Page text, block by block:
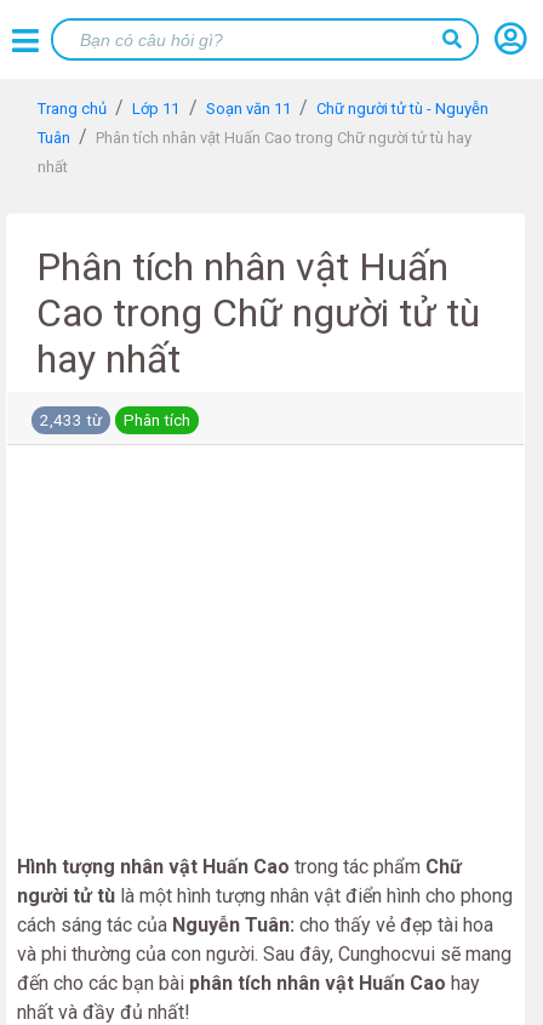
Trang chủ Lớp 11 Soạn văn 11
Chữ người tử tù - Nguyễn
Tuân
Phân tích nhân vật Huấn Cao trong Chữ người tử tù hay
nhất
Phân tích nhân vật Huấn
Cao trong Chữ người tử tù
hay nhất
2,433 từ Phân tích
Hình tượng nhân vật Huấn Cao trong tác phẩm Chữ
người tử tù là một hình tượng nhân vật điển hình cho phong
cách sáng tác của Nguyễn Tuân: cho thấy vẻ đẹp tài hoa
và phi thường của con người. Sau đây, Cunghocvui sẽ mang
đến cho các bạn bài phân tích nhân vật Huấn Cao hay
nhất và đầy đủ nhất!